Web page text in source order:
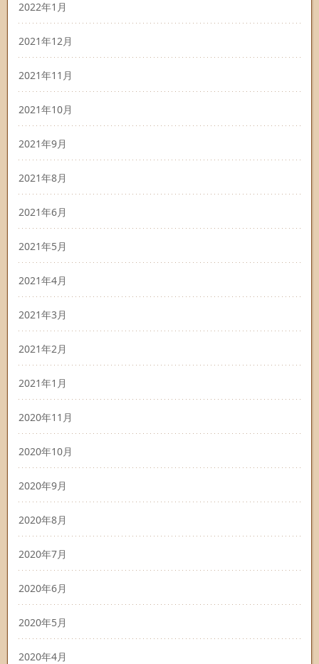
2022年1月
2021年12月
2021年11月
2021年10月
2021年9月
2021年8月
2021年6月
2021年5月
2021年4月
2021年3月
2021年2月
2021年1月
2020年11月
2020年10月
2020年9月
2020年8月
2020年7月
2020年6月
2020年5月
2020年4月